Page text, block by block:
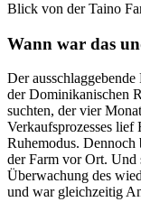
Blick von der Taino
Wann war das
Der
der Dominikanischen
suchten, der vier
Verkaufsprozesses
Ruhemodus. Dennoch
der Farm vor Ort. Und
Überwachung des
und war gleichzeitig